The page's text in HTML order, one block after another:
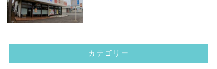
カテゴリー